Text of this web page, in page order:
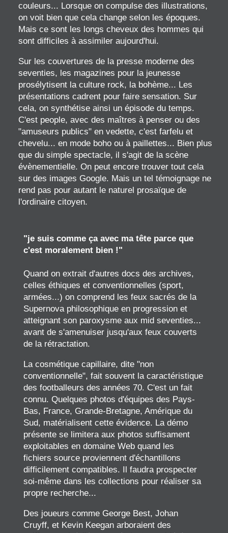
couleurs... Lorsque on compulse des illustrations,
on voit bien que cela change selon les époques.
Mais ce sont les longs cheveux des hommes qui
sont difficiles à assimiler aujourd'hui.
Sur les couvertures de la presse moderne des
seventies, les magazines pour la jeunesse
prosélytisent la culture rock, la bohème... Les
présentations cadrent pour faire sensation. Sur
cela, on synthétise ainsi un épisode du temps.
C'est people, avec des maîtres à penser ou des
"amuseurs publics" en vedette, c'est farfelu et
chevelu... en mode boho ou à paillettes... Bien plus
que du simple spectacle, il s'agit de la scène
évènementielle. On peut encore trouver tout cela
sur des images Google. Mais un tel témoignage ne
rend pas pour autant le naturel prosaïque de
l'ordinaire citoyen.
"je suis comme ça avec ma tête parce que
c'est moralement bien !"
Quand on extrait d'autres docs des archives,
celles éthiques et conventionnelles (sport,
armées...) on comprend les feux sacrés de la
Supernova philosophique en progression et
atteignant son paroxysme aux mid seventies...
avant de s'amenuiser jusqu'aux feux couverts
de la rétractation.
La cosmétique capillaire, dite "non
conventionnelle", fait souvent la caractéristique
des footballeurs des années 70. C'est un fait
connu. Quelques photos d'équipes des Pays-
Bas, France, Grande-Bretagne, Amérique du
Sud, matérialisent cette évidence. La démo
présente se limitera aux photos suffisament
exploitables en domaine Web quand les
fichiers source proviennent d'échantillons
difficilement compatibles. Il faudra prospecter
soi-même dans les collections pour réaliser sa
propre recherche...
Des joueurs comme George Best, Johan
Cruyff, et Kevin Keegan arboraient des